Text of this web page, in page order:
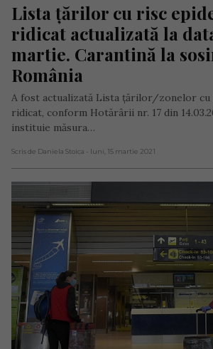
Lista țărilor cu risc
ridicat actualizată la
martie. Carantină la
România
A fost actualizată Lista țărilor/zonelor
ridicat, conform Hotărârii nr. 17 din
instituie măsura…
Scris de Daniela Stoica - luni, 15 martie 2021